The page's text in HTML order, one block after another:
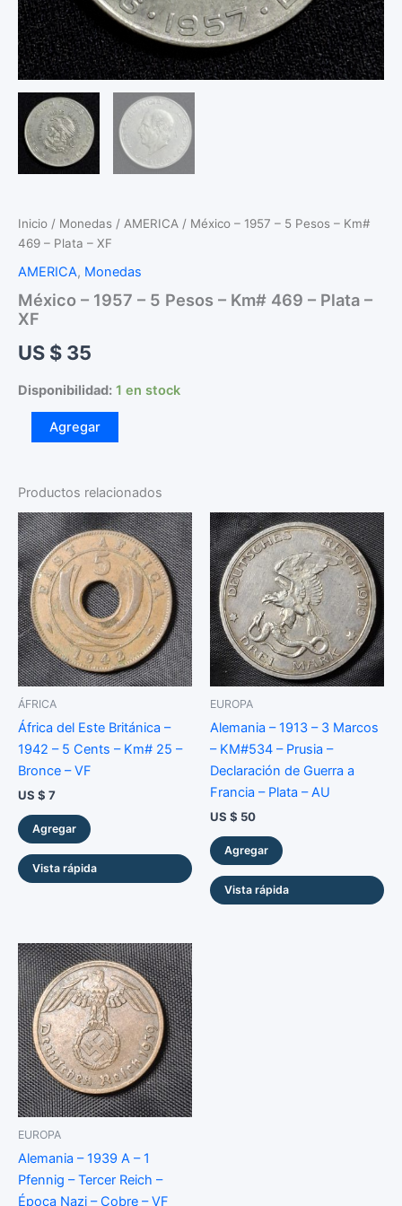
Inicio / Monedas / AMERICA / México – 1957 – 5 Pesos – Km#
469 – Plata – XF
AMERICA, Monedas
México – 1957 – 5 Pesos – Km# 469 – Plata –
XF
US $ 35
Disponibilidad: 1 en stock
México
5
Pesos
-
Km#
469
-
Plata
-
XF
cantidad
Agregar
Productos relacionados
ÁFRICA
África del Este Británica –
1942 – 5 Cents – Km# 25 –
Bronce – VF
US $ 7
Agregar
Vista rápida
EUROPA
Alemania – 1913 – 3 Marcos
– KM#534 – Prusia –
Declaración de Guerra a
Francia – Plata – AU
US $ 50
Agregar
Vista rápida
EUROPA
Alemania – 1939 A – 1
Pfennig – Tercer Reich –
Época Nazi – Cobre – VF